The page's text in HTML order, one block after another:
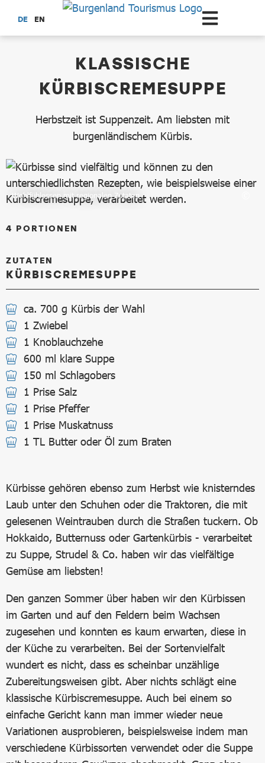
Zum Hauptinhalt springen
DE EN
KLASSISCHE
KÜRBISCREMESUPPE
Herbstzeit ist Suppenzeit. Am liebsten mit
burgenländischem Kürbis.
Wohlfühlessen mit regionalen Zutaten
Kürbisse gehören ebenso zum Herbst wie knisterndes
Laub unter den Schuhen oder die Traktoren, die mit
gelesenen Weintrauben durch die Straßen tuckern. Ob
Hokkaido, Butternuss oder Gartenkürbis - verarbeitet
zu Suppe, Strudel & Co. haben wir das vielfältige
Gemüse am liebsten!
Den ganzen Sommer über haben wir den Kürbissen
im Garten und auf den Feldern beim Wachsen
zugesehen und konnten es kaum erwarten, diese in
der Küche zu verarbeiten. Bei der Sortenvielfalt
wundert es nicht, dass es scheinbar unzählige
Zubereitungsweisen gibt. Aber nichts schlägt eine
klassische Kürbiscremesuppe. Auch bei einem so
einfache Gericht kann man immer wieder neue
Variationen ausprobieren, beispielsweise indem man
verschiedene Kürbissorten verwendet oder die Suppe
4 PORTIONEN
ZUTATEN
KÜRBISCREMESUPPE
ca. 700 g Kürbis der Wahl
1 Zwiebel
1 Knoblauchzehe
600 ml klare Suppe
150 ml Schlagobers
1 Prise Salz
1 Prise Pfeffer
1 Prise Muskatnuss
1 TL Butter oder Öl zum Braten